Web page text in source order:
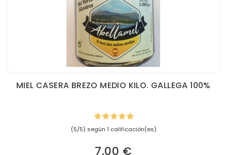
MIEL CASERA BREZO MEDIO KILO. GALLEGA 100%
(5/5) según 1 calificación(es)
7,00 €